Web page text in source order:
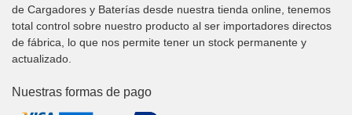
de Cargadores y Baterías desde nuestra tienda online, tenemos
total control sobre nuestro producto al ser importadores directos
de fábrica, lo que nos permite tener un stock permanente y
actualizado.
Nuestras formas de pago